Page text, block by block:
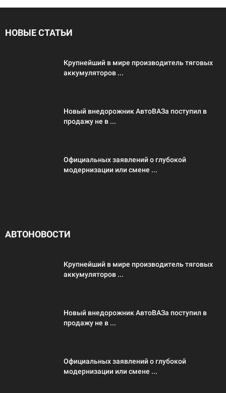
НОВЫЕ СТАТЬИ
Крупнейший в мире производитель тяговых
аккумуляторов ...
Новый внедорожник АвтоВАЗа поступил в
продажу не в ...
Официальных заявлений о глубокой
модернизации или смене ...
АВТОНОВОСТИ
Крупнейший в мире производитель тяговых
аккумуляторов ...
Новый внедорожник АвтоВАЗа поступил в
продажу не в ...
Официальных заявлений о глубокой
модернизации или смене ...